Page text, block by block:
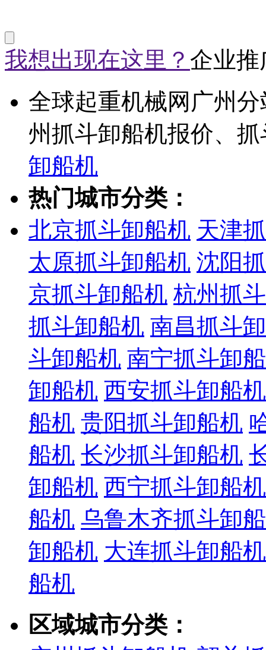
我想出现在这里？ 企业推
全球起重机械网广州
州抓斗卸船机报价、
卸船机
热门城市分类：
北京抓斗卸船机 天津
太原抓斗卸船机 沈阳
京抓斗卸船机 杭州抓
抓斗卸船机 南昌抓斗
斗卸船机 南宁抓斗卸
卸船机 西安抓斗卸船机
船机 贵阳抓斗卸船机
船机 长沙抓斗卸船机
卸船机 西宁抓斗卸船机
船机 乌鲁木齐抓斗卸
卸船机 大连抓斗卸船机
船机
区域城市分类：